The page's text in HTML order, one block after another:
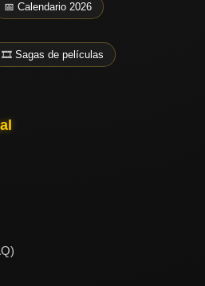
📅 Calendario 2026
🎞️ Sagas de películas